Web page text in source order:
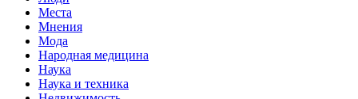
Места
Мнения
Мода
Народная медицина
Наука
Наука и техника